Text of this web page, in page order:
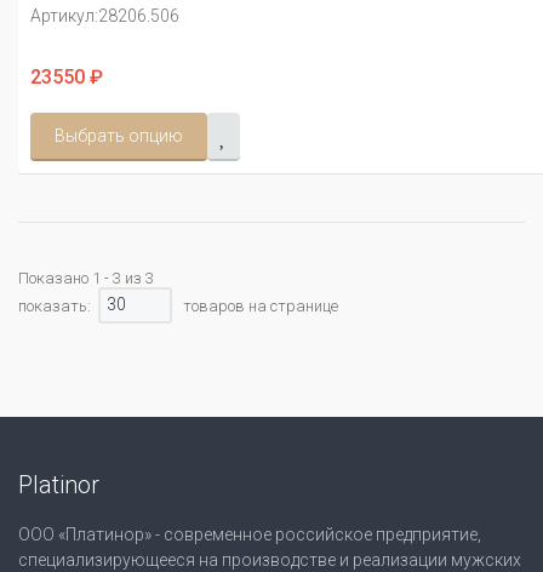
Артикул:28206.506
23550 ₽
Выбрать опцию
Показано 1 - 3 из 3
показать:
30 товаров на странице
Platinor
ООО «Платинор» - современное российское предприятие,
специализирующееся на производстве и реализации мужских